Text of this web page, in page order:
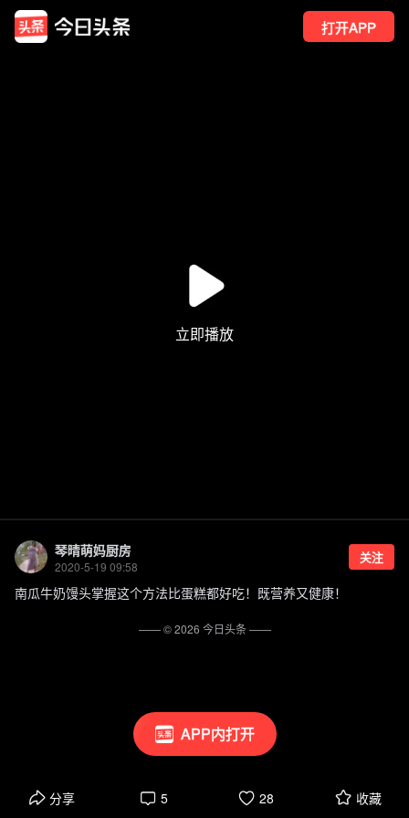
打开APP
APP内打开
琴晴萌妈厨房
2020-5-19 09:58
关注
南瓜牛奶馒头掌握这个方法比蛋糕都好吃！既营养又健康！
分享 5 28 收藏
—— ©2026 今日头条——